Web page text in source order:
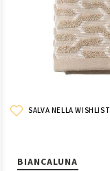
SALVA NELLA WISHLIST
BIANCALUNA